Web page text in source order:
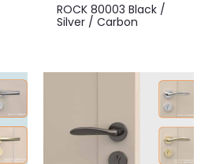
ROCK 80003 Black /
Silver / Carbon